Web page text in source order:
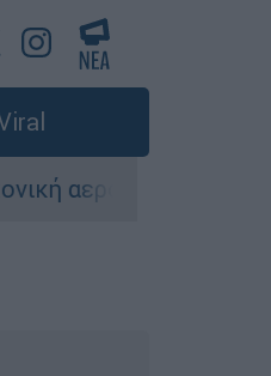
ανάμεσα σε